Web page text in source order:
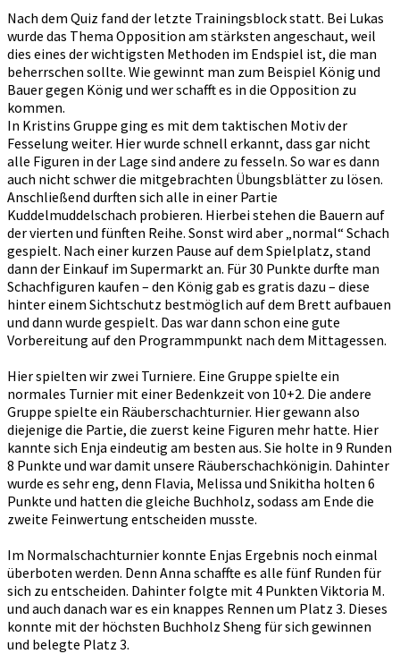
Nach dem Quiz fand der letzte Trainingsblock statt. Bei Lukas
wurde das Thema Opposition am stärksten angeschaut, weil
dies eines der wichtigsten Methoden im Endspiel ist, die man
beherrschen sollte. Wie gewinnt man zum Beispiel König und
Bauer gegen König und wer schafft es in die Opposition zu
kommen.
In Kristins Gruppe ging es mit dem taktischen Motiv der
Fesselung weiter. Hier wurde schnell erkannt, dass gar nicht
alle Figuren in der Lage sind andere zu fesseln. So war es dann
auch nicht schwer die mitgebrachten Übungsblätter zu lösen.
Anschließend durften sich alle in einer Partie
Kuddelmuddelschach probieren. Hierbei stehen die Bauern auf
der vierten und fünften Reihe. Sonst wird aber „normal“ Schach
gespielt. Nach einer kurzen Pause auf dem Spielplatz, stand
dann der Einkauf im Supermarkt an. Für 30 Punkte durfte man
Schachfiguren kaufen – den König gab es gratis dazu – diese
hinter einem Sichtschutz bestmöglich auf dem Brett aufbauen
und dann wurde gespielt. Das war dann schon eine gute
Vorbereitung auf den Programmpunkt nach dem Mittagessen.
Hier spielten wir zwei Turniere. Eine Gruppe spielte ein
normales Turnier mit einer Bedenkzeit von 10+2. Die andere
Gruppe spielte ein Räuberschachturnier. Hier gewann also
diejenige die Partie, die zuerst keine Figuren mehr hatte. Hier
kannte sich Enja eindeutig am besten aus. Sie holte in 9 Runden
8 Punkte und war damit unsere Räuberschachkönigin. Dahinter
wurde es sehr eng, denn Flavia, Melissa und Snikitha holten 6
Punkte und hatten die gleiche Buchholz, sodass am Ende die
zweite Feinwertung entscheiden musste.
Im Normalschachturnier konnte Enjas Ergebnis noch einmal
überboten werden. Denn Anna schaffte es alle fünf Runden für
sich zu entscheiden. Dahinter folgte mit 4 Punkten Viktoria M.
und auch danach war es ein knappes Rennen um Platz 3. Dieses
konnte mit der höchsten Buchholz Sheng für sich gewinnen
und belegte Platz 3.